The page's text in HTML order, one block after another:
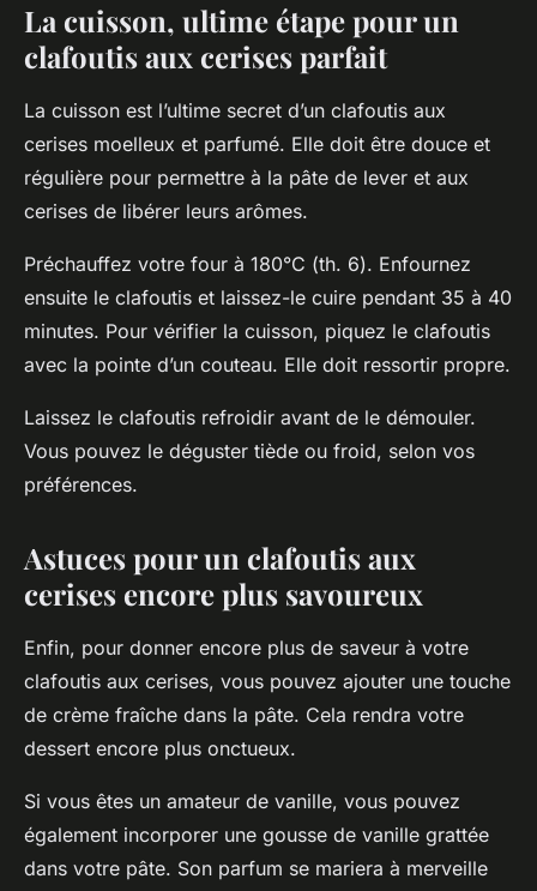
La cuisson, ultime étape pour un
clafoutis aux cerises parfait
La cuisson est l’ultime secret d’un clafoutis aux
cerises moelleux et parfumé. Elle doit être douce et
régulière pour permettre à la pâte de lever et aux
cerises de libérer leurs arômes.
Préchauffez votre four à 180°C (th. 6). Enfournez
ensuite le clafoutis et laissez-le cuire pendant 35 à 40
minutes. Pour vérifier la cuisson, piquez le clafoutis
avec la pointe d’un couteau. Elle doit ressortir propre.
Laissez le clafoutis refroidir avant de le démouler.
Vous pouvez le déguster tiède ou froid, selon vos
préférences.
Astuces pour un clafoutis aux
cerises encore plus savoureux
Enfin, pour donner encore plus de saveur à votre
clafoutis aux cerises, vous pouvez ajouter une touche
de crème fraîche dans la pâte. Cela rendra votre
dessert encore plus onctueux.
Si vous êtes un amateur de vanille, vous pouvez
également incorporer une gousse de vanille grattée
dans votre pâte. Son parfum se mariera à merveille